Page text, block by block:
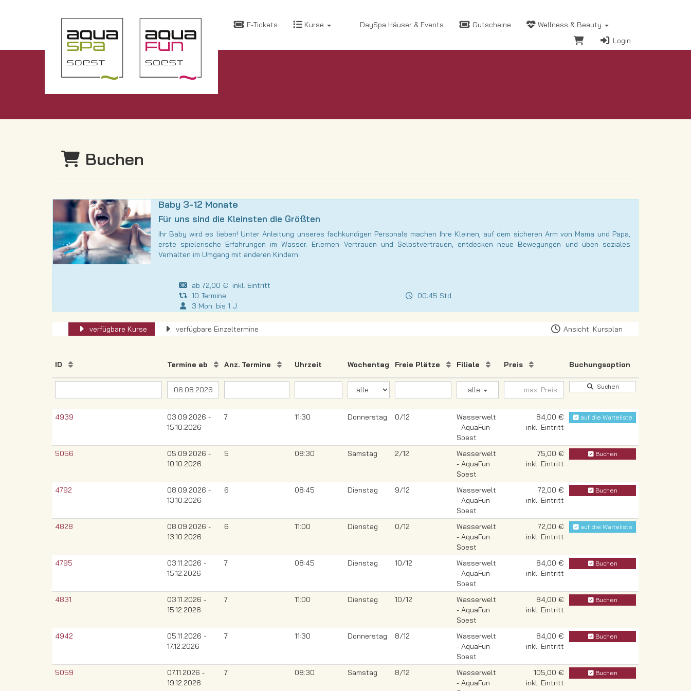
E-Tickets Kurse DaySpa Häuser & Events Gutscheine
Wellness & Beauty
Login
Buchen
Baby 3-12 Monate
Für uns sind die Kleinsten die Größten
Ihr Baby wird es lieben! Unter Anleitung unseres fachkundigen Personals machen Ihre Kleinen, auf dem sicheren Arm von Mama und Papa,
erste spielerische Erfahrungen im Wasser. Erlernen Vertrauen und Selbstvertrauen, entdecken neue Bewegungen und üben soziales
Verhalten im Umgang mit anderen Kindern.
ab 72,00 € inkl. Eintritt
10 Termine
00:45 Std.
3 Mon. bis 1 J.
verfügbare Kurse verfügbare Einzeltermine Ansicht: Kursplan
ID Termine ab Anz. Termine Uhrzeit Wochentag Freie Plätze Filiale Preis Buchungsoption
alle Suchen
4939
03.09.2026 -
15.10.2026
7 11:30 Donnerstag 0/12
Wasserwelt
- AquaFun
Soest
84,00 €
inkl. Eintritt
auf die Warteliste
5056
05.09.2026 -
10.10.2026
5 08:30 Samstag 2/12
Wasserwelt
- AquaFun
Soest
75,00 €
inkl. Eintritt
Buchen
4792
08.09.2026 -
13.10.2026
6 08:45 Dienstag 9/12
Wasserwelt
- AquaFun
Soest
72,00 €
inkl. Eintritt
Buchen
4828
08.09.2026 -
13.10.2026
6 11:00 Dienstag 0/12
Wasserwelt
- AquaFun
Soest
72,00 €
inkl. Eintritt
auf die Warteliste
4795
03.11.2026 -
15.12.2026
7 08:45 Dienstag 10/12
Wasserwelt
- AquaFun
Soest
84,00 €
inkl. Eintritt
Buchen
4831
03.11.2026 -
15.12.2026
7 11:00 Dienstag 10/12
Wasserwelt
- AquaFun
Soest
84,00 €
inkl. Eintritt
Buchen
4942
05.11.2026 -
17.12.2026
7 11:30 Donnerstag 8/12
Wasserwelt
- AquaFun
Soest
84,00 €
inkl. Eintritt
Buchen
5059
07.11.2026 -
19.12.2026
7 08:30 Samstag 8/12
Wasserwelt
- AquaFun
105,00 €
inkl. Eintritt
Buchen